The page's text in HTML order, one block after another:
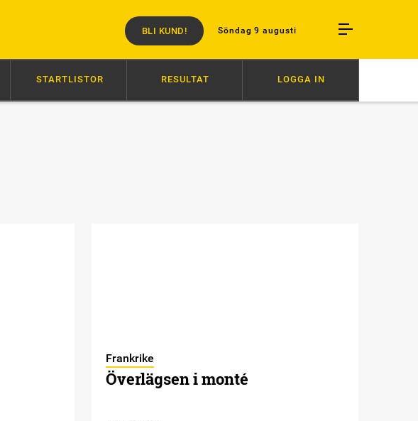
Söndag 9 augusti
BLI KUND!
07:00 HÖGERVARV RESTEN AV ÅRET VÄRLDENS SNABBASTE VANN
STARTLISTOR RESULTAT LOGGA IN
Frankrike
Överlägsen i monté